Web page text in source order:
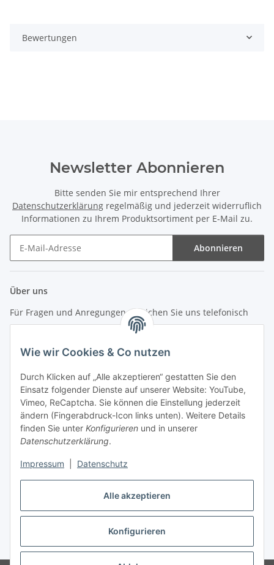
Alle akzeptieren
Konfigurieren
Wie wir Cookies & Co nutzen
Durch Klicken auf „Alle akzeptieren“ gestatten Sie den
Einsatz folgender Dienste auf unserer Website: YouTube,
Vimeo, ReCaptcha. Sie können die Einstellung jederzeit
ändern (Fingerabdruck-Icon links unten). Weitere Details
finden Sie unter Konfigurieren und in unserer
Datenschutzerklärung.
Impressum Datenschutz
Bewertungen
Newsletter Abonnieren
Bitte senden Sie mir entsprechend Ihrer
Datenschutzerklärung regelmäßig und jederzeit widerruflich
Informationen zu Ihrem Produktsortiment per E-Mail zu.
Abonnieren
Über uns
Für Fragen und Anregungen erreichen Sie uns telefonisch
info (at) zweitedel.de
Informationen
Gesetzliche Informationen
* Alle Preise inkl. gesetzlicher USt., zzgl.Versand